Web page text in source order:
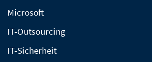
Microsoft
IT-Outsourcing
IT-Sicherheit